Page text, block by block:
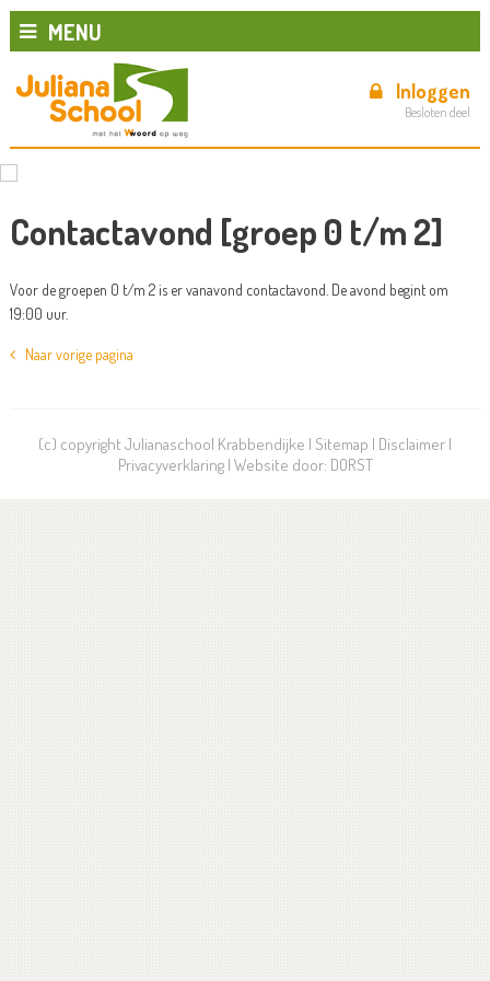
MENU
Inloggen
Besloten deel
Contactavond [groep 0 t/m 2]
Voor de groepen 0 t/m 2 is er vanavond contactavond. De avond begint om
19:00 uur.
Naar vorige pagina
(c) copyright Julianaschool Krabbendijke | Sitemap | Disclaimer |
Privacyverklaring| Website door: DORST